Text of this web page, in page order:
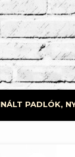
PADLÓK,